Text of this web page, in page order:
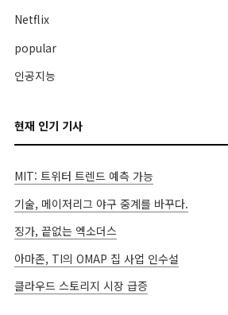
Netflix
popular
인공지능
현재 인기 기사
MIT: 트위터 트렌드 예측 가능
기술, 메이저리그 야구 중계를 바꾸다.
징가, 끝없는 엑소더스
아마존, TI의 OMAP 칩 사업 인수설
클라우드 스토리지 시장 급증